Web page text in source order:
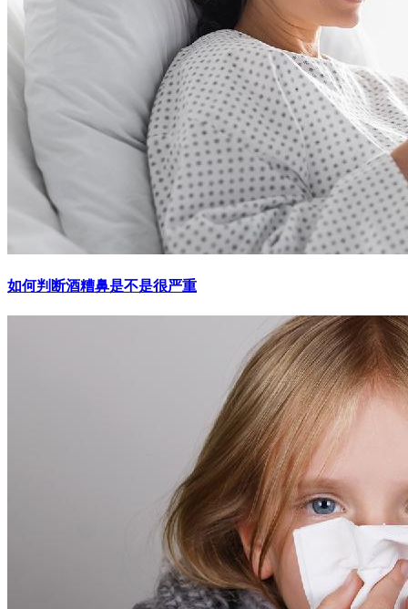
如何判断酒糟鼻是不是很严重